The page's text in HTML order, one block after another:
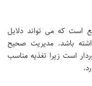
است که می تواند دلایل
باشد. مدیریت صحیح
است زیرا تغذیه مناسب